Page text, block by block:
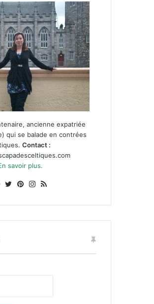
ancienne expatriée
qui se balade en contrées
Contact :
savoir plus.
Facebook
X PinterestInstagram